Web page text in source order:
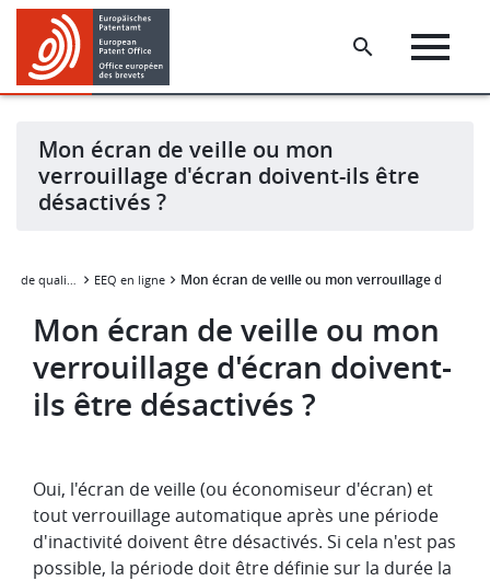
Skip
main
content
Skip
footer
Mon écran de veille ou mon
verrouillage d'écran doivent-ils être
désactivés ?
Examen européen de qualification EEQ en ligne Mon écran de veille ou mon verrouillage d'écran
Mon écran de veille ou mon
verrouillage d'écran doivent-
ils être désactivés ?
Oui, l'écran de veille (ou économiseur d'écran) et
tout verrouillage automatique après une période
d'inactivité doivent être désactivés. Si cela n'est pas
possible, la période doit être définie sur la durée la